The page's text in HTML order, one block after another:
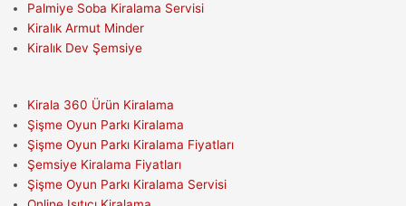
Palmiye Soba Kiralama Servisi
Kiralık Armut Minder
Kiralık Dev Şemsiye
Kirala 360 Ürün Kiralama
Şişme Oyun Parkı Kiralama
Şişme Oyun Parkı Kiralama Fiyatları
Şemsiye Kiralama Fiyatları
Şişme Oyun Parkı Kiralama Servisi